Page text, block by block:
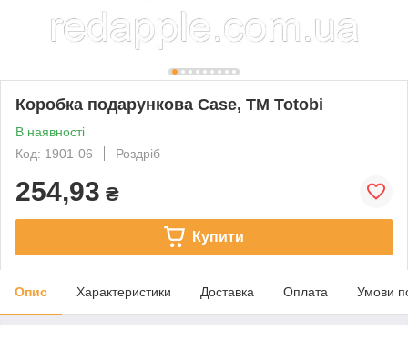
Коробка подарункова Case, ТМ Totobi
В наявності
Код: 1901-06
Роздріб
254,93 ₴
Купити
Опис Характеристики Доставка Оплата Умови